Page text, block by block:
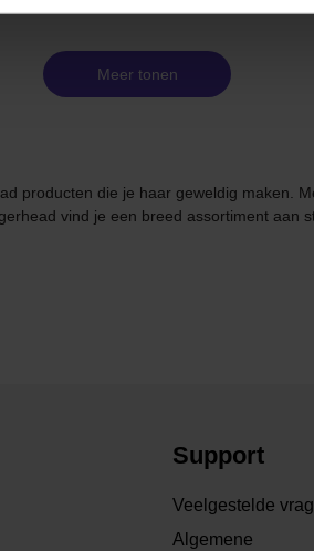
Meer tonen
producten die je haar geweldig maken.
vind je een breed assortiment aan
Support
Veelgestelde
Algemene